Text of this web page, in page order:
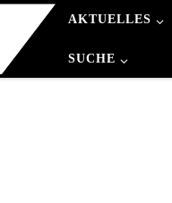
AKTUELLES
SUCHE